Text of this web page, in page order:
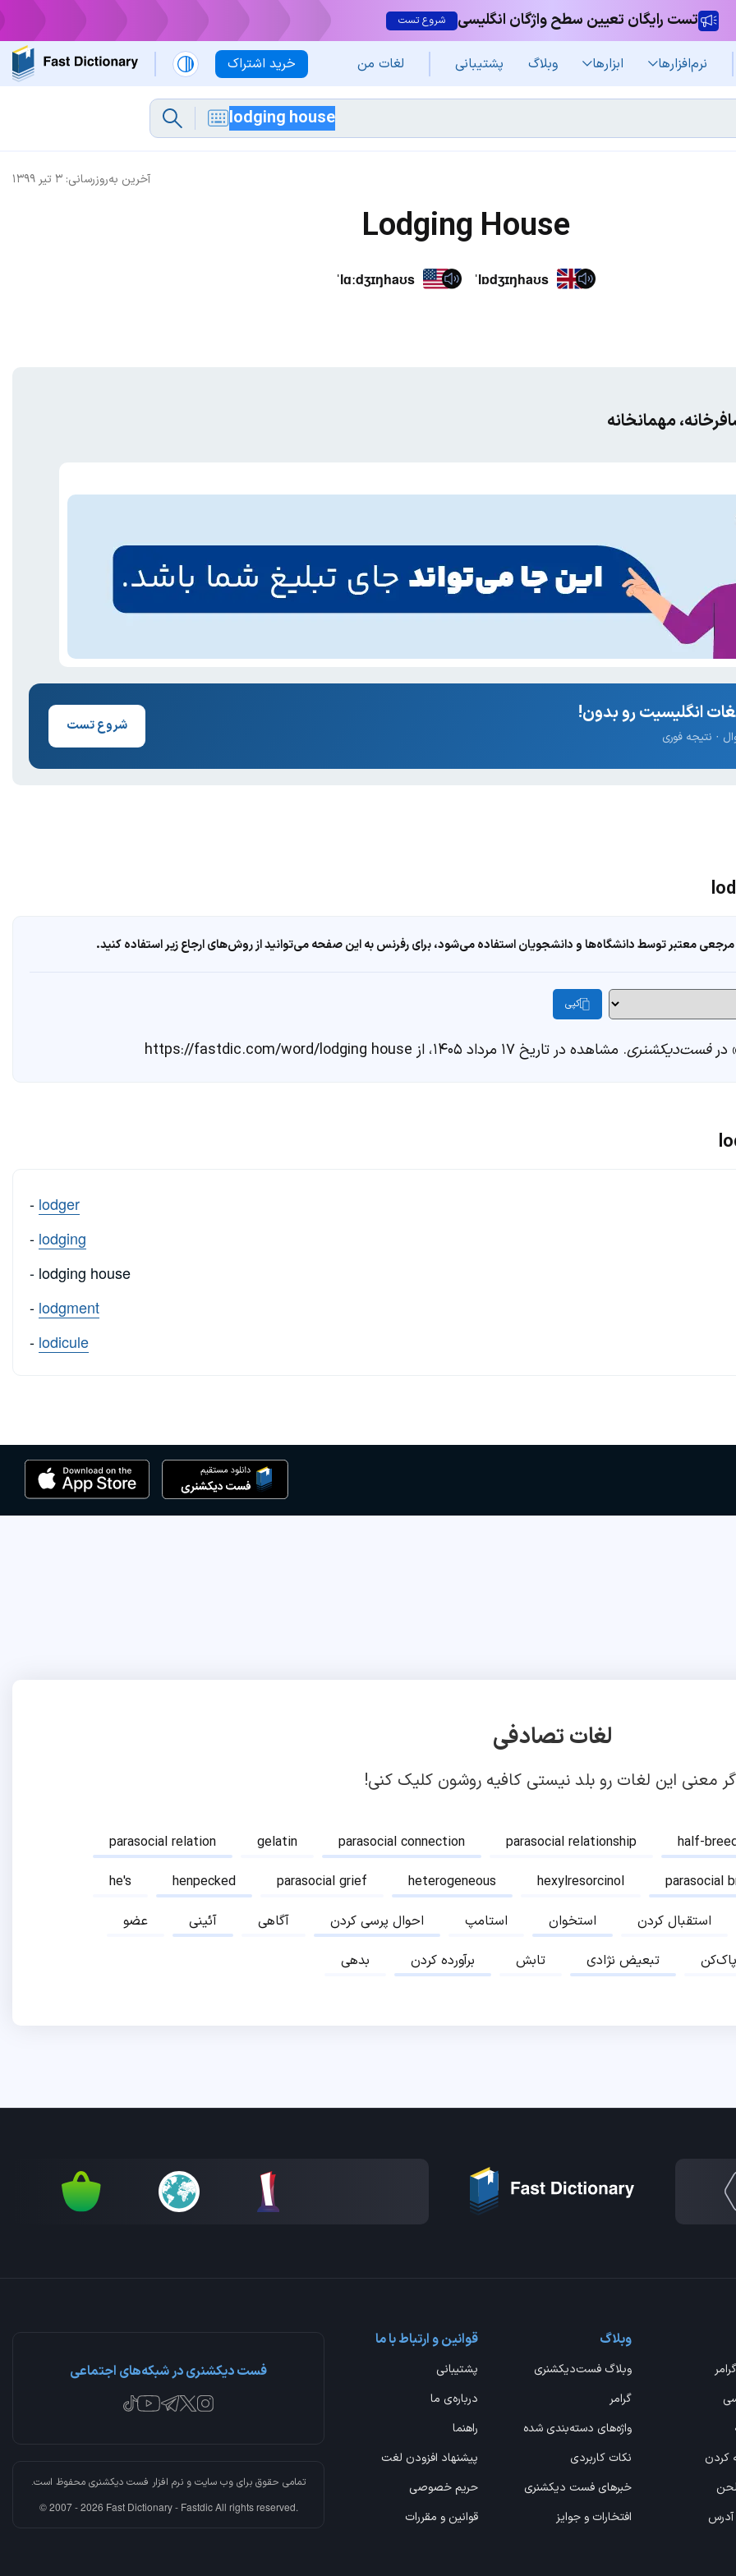
تست رایگان تعیین سطح واژگان انگلیسی شروع تست
خرید اشتراک نرم‌افزار‌ها ابزارها وبلاگ پشتیبانی لغات من
آخرین به‌روزرسانی: ۳ تیر ۱۳۹۹
Lodging House
ˈlɑːdʒɪŋhaʊs ˈlɒdʒɪŋhaʊs
مهمانخانه
انگلیسیت رو بدون!
شروع تست
معتبر توسط دانشگاه‌ها و دانشجویان استفاده می‌شود، برای رفرنس به این صفحه می‌توانید از روش‌های ارجاع زیر استفاده کنید.
کپی
فست‌دیکشنری. مشاهده در تاریخ ۱۷ مرداد ۱۴۰۵، از https://fastdic.com/word/lodging house
- lodger
- lodging
- lodging house
- lodgment
- lodicule
لغات تصادفی
معنی این لغات رو بلد نیستی کافیه روشون کلیک کنی!
parasocial relation gelatin parasocial connection parasocial relationship
half-
he's
henpecked parasocial grief heterogeneous hexylresorcinol
parasocial
عضو
آئینی آگاهی احوال پرسی کردن استامپ استخوان
استقبال کردن
بدهی
برآورده کردن تابش تبعیض نژادی
کردن
لحن
آدرس
وبلاگ
وبلاگ فست‌دیکشنری
گرامر
واژه‌های دسته‌بندی شده
نکات کاربردی
خبرهای فست دیکشنری
افتخارات و جوایز
قوانین و ارتباط با ما
پشتیبانی
درباره‌ی ما
راهنما
پیشنهاد افزودن لغت
حریم خصوصی
قوانین و مقررات
فست دیکشنری در شبکه‌های اجتماعی
تمامی حقوق برای وب سایت و نرم افزار فست دیکشنریمحفوظ است.
© 2007 - 2026 Fast Dictionary - Fastdic All rights reserved.